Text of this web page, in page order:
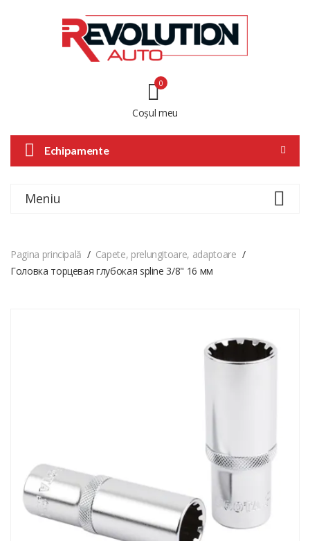
Coșul meu
0
Echipamente
Meniu
Pagina principală
Capete, prelungitoare, adaptoare
Головка торцевая глубокая spline 3/8" 16 мм